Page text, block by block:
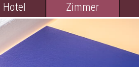
Hotel Zimmer